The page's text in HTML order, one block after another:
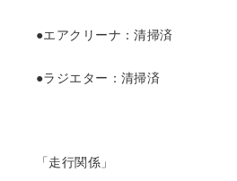
●エアクリーナ：清掃済
●ラジエター：清掃済
「走行関係」